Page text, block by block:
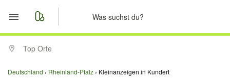
Start
Merkliste
Top Orte
Deutschland Rheinland-Pfalz Kleinanzeigen in Kundert